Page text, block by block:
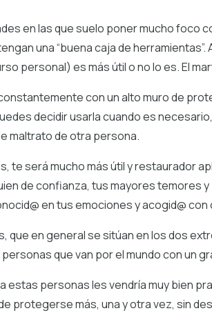
en las que suelo poner mucho foco
una “buena caja de
personal) es más útil o no lo es. El
con un alto muro de
decidir usarla cuando es
maltrato de otra persona.
te será mucho más útil y restaurador
de confianza, tus mayores temores
en tus emociones y acogid@ con
que en general se sitúan en los dos
que van por el mundo con un
estas personas les vendría muy bien
protegerse más, una y otra vez, sin